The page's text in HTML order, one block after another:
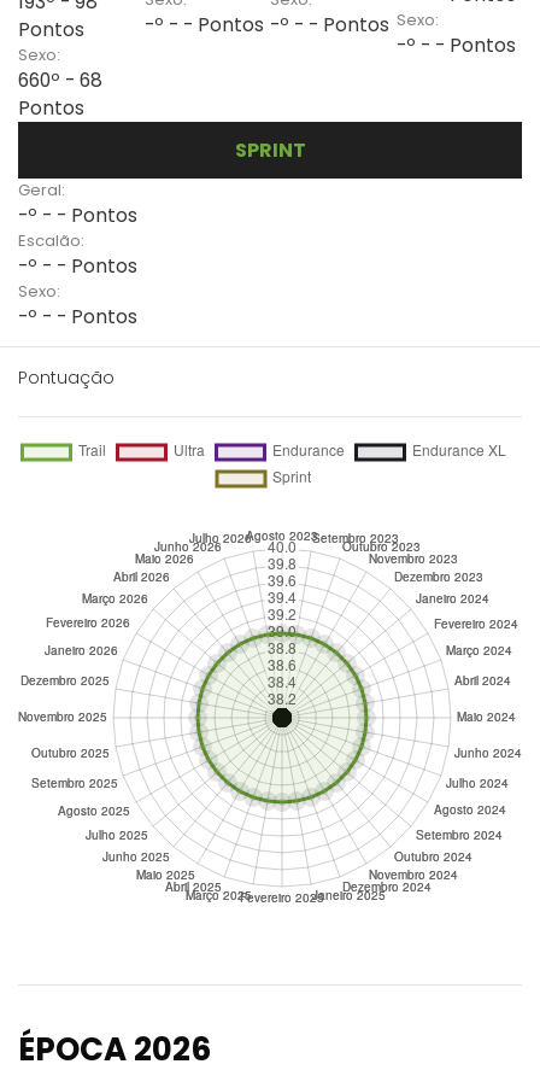
Pontos
Sexo:
660º - 68
Pontos
-º - - Pontos -º - - Pontos Sexo:
-º - - Pontos
SPRINT
Geral:
-º - - Pontos
Escalão:
-º - - Pontos
Sexo:
-º - - Pontos
Pontuação
ÉPOCA 2026